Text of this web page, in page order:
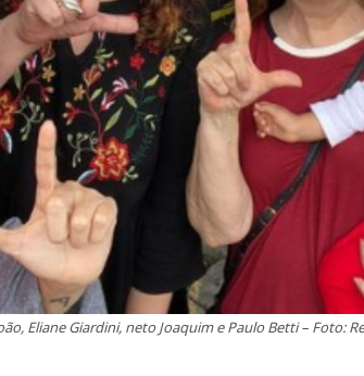
Eliane Giardini, neto Joaquim e Paulo Betti –